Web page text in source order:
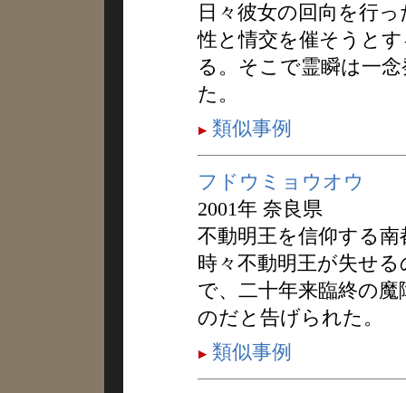
日々彼女の回向を行
性と情交を催そうと
る。そこで霊瞬は一
た。
類似事例
フドウミョウオウ
2001年 奈良県
不動明王を信仰する
時々不動明王が失せ
で、二十年来臨終の
のだと告げられた。
類似事例